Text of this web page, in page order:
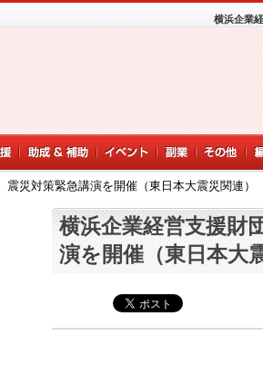
横浜企業
災対策緊急講演を開催（東日本大震災関連）
横浜企業経営支援財
演を開催（東日本大